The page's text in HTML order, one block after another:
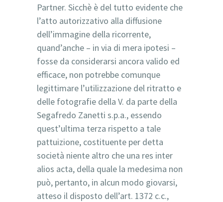
Partner. Sicchè è del tutto evidente che
l’atto autorizzativo alla diffusione
dell’immagine della ricorrente,
quand’anche – in via di mera ipotesi –
fosse da considerarsi ancora valido ed
efficace, non potrebbe comunque
legittimare l’utilizzazione del ritratto e
delle fotografie della V. da parte della
Segafredo Zanetti s.p.a., essendo
quest’ultima terza rispetto a tale
pattuizione, costituente per detta
società niente altro che una res inter
alios acta, della quale la medesima non
può, pertanto, in alcun modo giovarsi,
atteso il disposto dell’art. 1372 c.c.,